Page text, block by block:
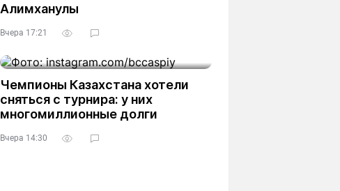
Алимханулы
Вчера 17:21
Чемпионы Казахстана хотели
сняться с турнира: у них
многомиллионные долги
Вчера 14:30